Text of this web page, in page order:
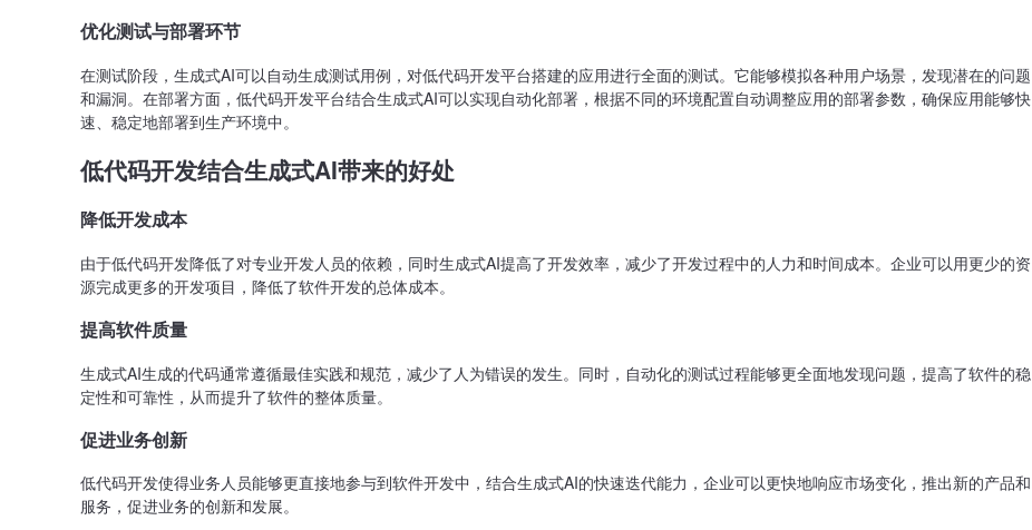
优化测试与部署环节
在测试阶段，生成式AI可以自动生成测试用例，对低代码开发平台搭建的应用进行全面的测试。它能够模拟各种用户场景，发现潜在的问题
和漏洞。在部署方面，低代码开发平台结合生成式AI可以实现自动化部署，根据不同的环境配置自动调整应用的部署参数，确保应用能够快
速、稳定地部署到生产环境中。
低代码开发结合生成式AI带来的好处
降低开发成本
由于低代码开发降低了对专业开发人员的依赖，同时生成式AI提高了开发效率，减少了开发过程中的人力和时间成本。企业可以用更少的资
源完成更多的开发项目，降低了软件开发的总体成本。
提高软件质量
生成式AI生成的代码通常遵循最佳实践和规范，减少了人为错误的发生。同时，自动化的测试过程能够更全面地发现问题，提高了软件的稳
定性和可靠性，从而提升了软件的整体质量。
促进业务创新
低代码开发使得业务人员能够更直接地参与到软件开发中，结合生成式AI的快速迭代能力，企业可以更快地响应市场变化，推出新的产品和
服务，促进业务的创新和发展。